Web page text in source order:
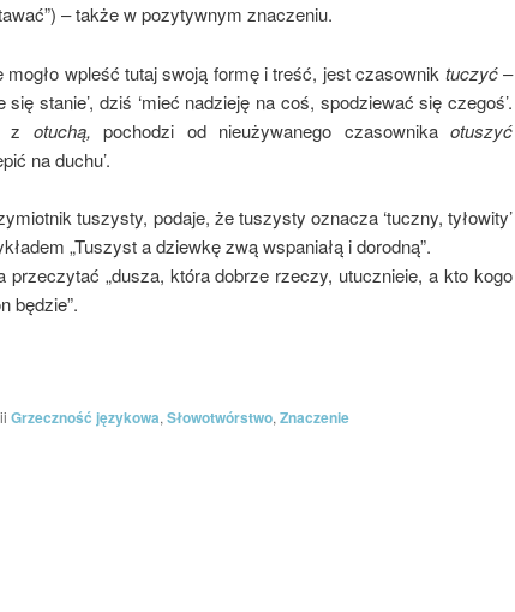
– także w pozytywnym znaczeniu.
mogło wpleść tutaj swoją formę i treść, jest czasownik tuczyć–
się stanie’, dziś ‘mieć nadzieję na coś, spodziewać się czegoś’.
z otuchą, pochodzi od nieużywanego czasownikaotuszyć
na duchu’.
tuszysty, podaje, że tuszysty oznacza ‘tuczny, tyłowity’
„Tuszyst a dziewkę zwą wspaniałą i dorodną”.
przeczytać „dusza, która dobrze rzeczy, utucznieie, a kto kogo
będzie”.
Grzeczność językowa, Słowotwórstwo, Znaczenie